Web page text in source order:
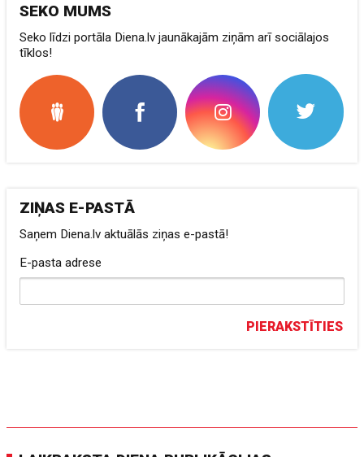
SEKO MUMS
Seko līdzi portāla Diena.lv jaunākajām ziņām arī sociālajos
tīklos!
ZIŅAS E-PASTĀ
Saņem Diena.lv aktuālās ziņas e-pastā!
E-pasta adrese
PIERAKSTĪTIES